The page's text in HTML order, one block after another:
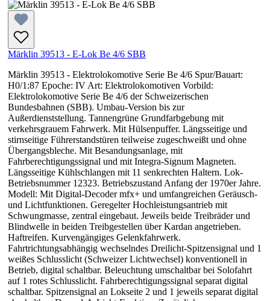
Märklin 39513 - E-Lok Be 4/6 SBB
Märklin 39513 - Elektrolokomotive Serie Be 4/6 Spur/Bauart:
H0/1:87 Epoche: IV Art: Elektrolokomotiven Vorbild:
Elektrolokomotive Serie Be 4/6 der Schweizerischen
Bundesbahnen (SBB). Umbau-Version bis zur
Außerdienststellung. Tannengrüne Grundfarbgebung mit
verkehrsgrauem Fahrwerk. Mit Hülsenpuffer. Längsseitige und
stirnseitige Führerstandstüren teilweise zugeschweißt und ohne
Übergangsbleche. Mit Besandungsanlage, mit
Fahrberechtigungssignal und mit Integra-Signum Magneten.
Längsseitige Kühlschlangen mit 11 senkrechten Haltern. Lok-
Betriebsnummer 12323. Betriebszustand Anfang der 1970er Jahre.
Modell: Mit Digital-Decoder mfx+ und umfangreichen Geräusch-
und Lichtfunktionen. Geregelter Hochleistungsantrieb mit
Schwungmasse, zentral eingebaut. Jeweils beide Treibräder und
Blindwelle in beiden Treibgestellen über Kardan angetrieben.
Haftreifen. Kurvengängiges Gelenkfahrwerk.
Fahrtrichtungsabhängig wechselndes Dreilicht-Spitzensignal und 1
weißes Schlusslicht (Schweizer Lichtwechsel) konventionell in
Betrieb, digital schaltbar. Beleuchtung umschaltbar bei Solofahrt
auf 1 rotes Schlusslicht. Fahrberechtigungssignal separat digital
schaltbar. Spitzensignal an Lokseite 2 und 1 jeweils separat digital